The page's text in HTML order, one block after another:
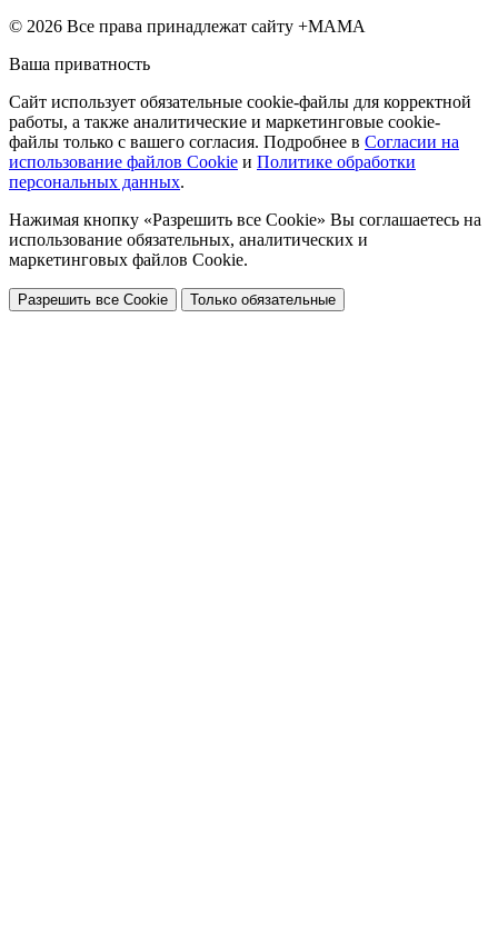
© 2026 Все права принадлежат сайту +МАМА
Ваша приватность
Сайт использует обязательные cookie-файлы для корректной
работы, а также аналитические и маркетинговые cookie-
файлы только с вашего согласия. Подробнее в Согласии на
использование файлов Cookie и Политике обработки
персональных данных.
Нажимая кнопку «Разрешить все Cookie» Вы соглашаетесь на
использование обязательных, аналитических и
маркетинговых файлов Cookie.
Разрешить все Cookie Только обязательные